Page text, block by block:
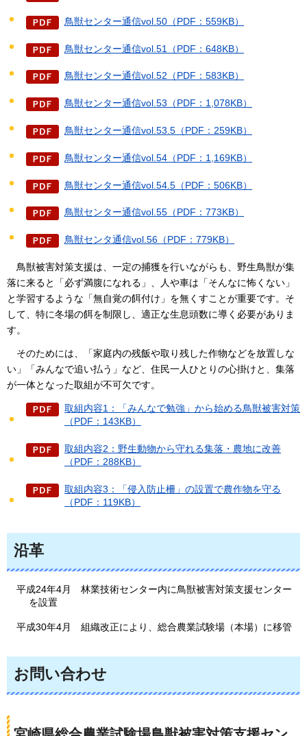
鳥獣センター通信vol.50（PDF：559KB）
鳥獣センター通信vol.51（PDF：648KB）
鳥獣センター通信vol.52（PDF：583KB）
鳥獣センター通信vol.53（PDF：1,078KB）
鳥獣センター通信vol.53.5（PDF：259KB）
鳥獣センター通信vol.54（PDF：1,169KB）
鳥獣センター通信vol.54.5（PDF：506KB）
鳥獣センター通信vol.55（PDF：773KB）
鳥獣センタ通信vol.56（PDF：779KB）
鳥獣被害対策支援は 、一定の捕獲を行いながらも、野生鳥獣が集
落に来ると「必ず満腹になれる」、人や車は「そんなに怖くない」
と学習するような「無自覚の餌付け」を無くすことが重要です。そ
して、特に冬場の餌を制限し、適正な生息頭数に導く必要がありま
す。
そのためには 、「家庭内の残飯や取り残した作物などを放置しな
い」「みんなで追い払う」など、住民一人ひとりの心掛けと、集落
が一体となった取組が不可欠です。
取組内容1：「みんなで勉強」から始める鳥獣被害対策
（PDF：143KB）
取組内容2：野生動物から守れる集落・農地に改善
（PDF：288KB）
取組内容3：「侵入防止柵」の設置で農作物を守る
（PDF：119KB）
沿革
平成24年4月 林業技術センター内に鳥獣被害対策支援センター
を設置
平成30年4月 組織改正により 、総合農業試験場（本場）に移管
お問い合わせ